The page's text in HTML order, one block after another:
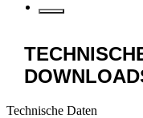
Technische Daten